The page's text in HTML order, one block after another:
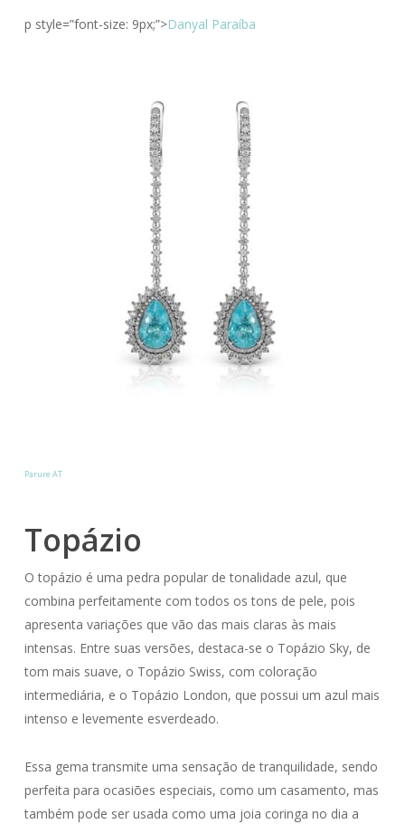
p style=”font-size: 9px;”>Danyal Paraíba
Parure AT
Topázio
O topázio é uma pedra popular de tonalidade azul, que
combina perfeitamente com todos os tons de pele, pois
apresenta variações que vão das mais claras às mais
intensas. Entre suas versões, destaca-se o Topázio Sky, de
tom mais suave, o Topázio Swiss, com coloração
intermediária, e o Topázio London, que possui um azul mais
intenso e levemente esverdeado.
Essa gema transmite uma sensação de tranquilidade, sendo
perfeita para ocasiões especiais, como um casamento, mas
também pode ser usada como uma joia coringa no dia a